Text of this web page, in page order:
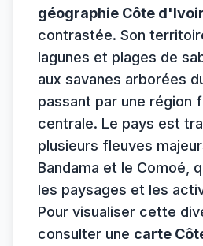
géographie Côte
contrastée. Son
lagunes et plages de
aux savanes arborées
passant par une région
centrale. Le pays est
plusieurs fleuves
Bandama et le Comoé,
les paysages et les
Pour visualiser cette
consulter une carte